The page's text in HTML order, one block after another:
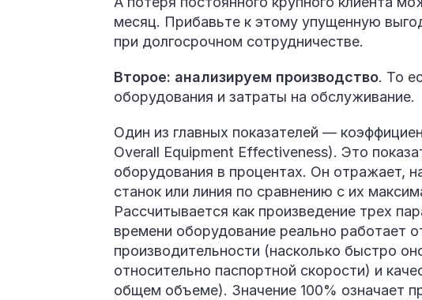
месяц. Прибавьте к этому упущенную
при долгосрочном сотрудничестве.
Второе: анализируем производство. То
оборудования и затраты на обслуживание.
Один из главных показателей —
Overall Equipment Effectiveness). Это
оборудования в процентах. Он отражает,
станок или линия по сравнению с их
Рассчитывается как произведение трех
времени оборудование реально работает
производительности (насколько быстро
относительно паспортной скорости) и
общем объеме). Значение 100% означает